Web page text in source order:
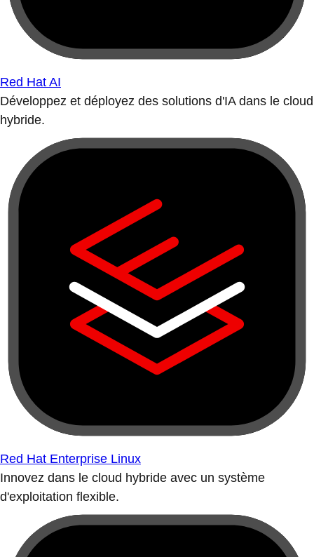
Red Hat AI
Développez et déployez des solutions d'IA dans le cloud
hybride.
Red Hat Enterprise Linux
Innovez dans le cloud hybride avec un système
d'exploitation flexible.